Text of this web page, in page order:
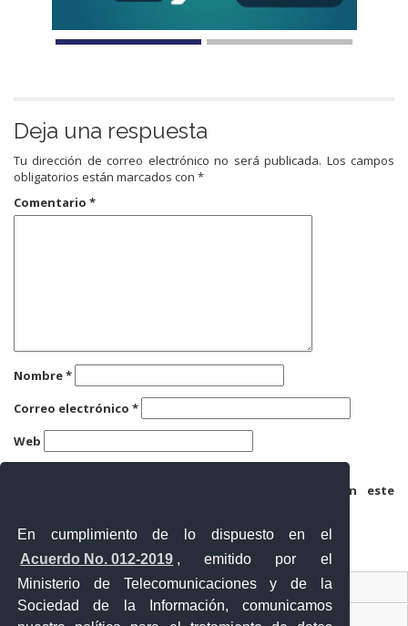
En cumplimiento de lo dispuesto en el
Acuerdo No. 012-2019 , emitido por el
Ministerio de Telecomunicaciones y de la
Sociedad de la Información, comunicamos
Deja una respuesta
Tu dirección de correo electrónico no será publicada. Los campos
obligatorios están marcados con *
Comentario *
Nombre*
Correo electrónico *
Web
Guarda mi nombre, correo electrónico y web en este
Ventanilla Única Virtual
Ventanilla Única de Comercio Exterior